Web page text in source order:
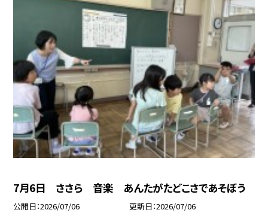
7月6日 ささら 音楽 あんたがたどこさであそぼう
公開日 2026/07/06 更新日 2026/07/06